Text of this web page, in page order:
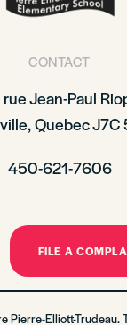
CONTACT
Jean-Paul
Quebec J7C
450-621-7606
FILE A
Pierre-Elliott-Trudeau.